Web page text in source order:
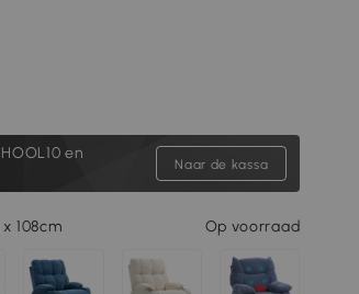
en
Naar de kassa
108cm Op voorraad